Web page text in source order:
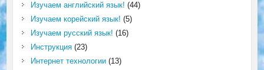
Изучаем английский язык! (44)
Изучаем корейский язык! (5)
Изучаем русский язык! (16)
Инструкция(23)
Интернет технологии(13)